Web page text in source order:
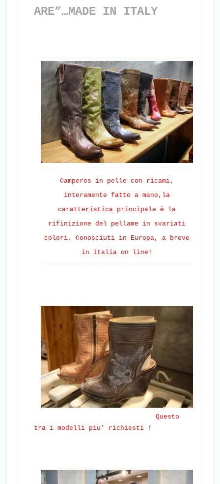
ARE”…MADE IN ITALY
Camperos in pelle con ricami,
interamente fatto a mano,la
caratteristica principale è la
rifinizione del pellame in svariati
colori. Conosciuti in Europa, a breve
in Italia on line!
Questo
tra i modelli piu’ richiesti !